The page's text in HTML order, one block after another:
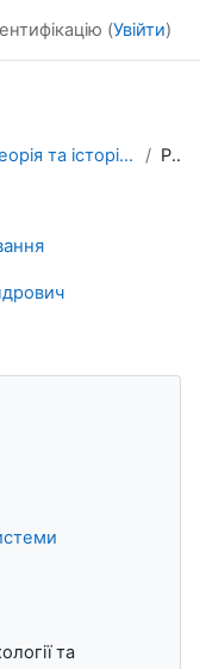
(Увійти)
Теорія та історія соціального виховання Резюме
та